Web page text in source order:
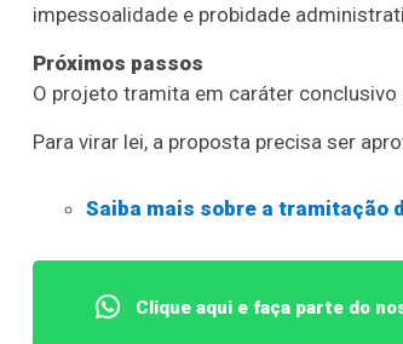
impessoalidade e probidade
Próximos passos
O projeto tramita em caráter conclusivo
Para virar lei, a proposta precisa ser
Saiba mais sobre a tramitação
Clique aqui e faça parte do